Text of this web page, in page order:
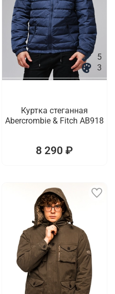
5
3
Куртка стеганная
Abercrombie & Fitch AB918
8 290 ₽